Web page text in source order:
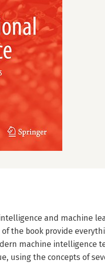
and machine
the book provide
machine intelligence
using the concepts of